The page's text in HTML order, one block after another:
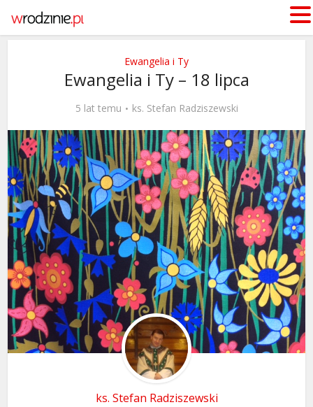
Ewangelia i Ty
Ewangelia i Ty – 18 lipca
5 lat temu ks. Stefan Radziszewski
ks. Stefan Radziszewski